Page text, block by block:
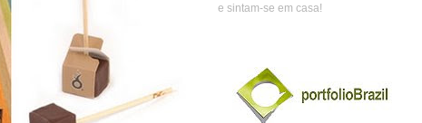
e sintam-se em casa!